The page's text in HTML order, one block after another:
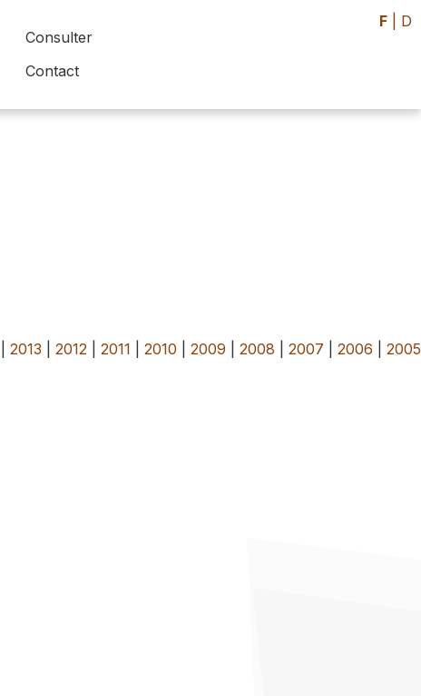
Consulter
Contact
F D
|2013 |2012 |2011 |2010 |2009 |2008 |2007 |2006 |2005